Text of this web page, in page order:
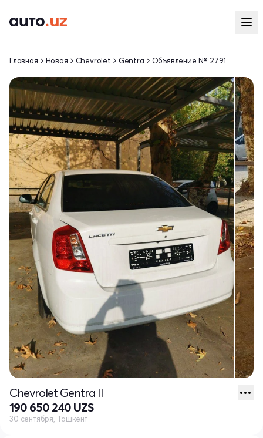
Главная Новая Chevrolet Gentra Объявление № 2791
Chevrolet Gentra II
190 650 240 UZS
30 сентября, Ташкент